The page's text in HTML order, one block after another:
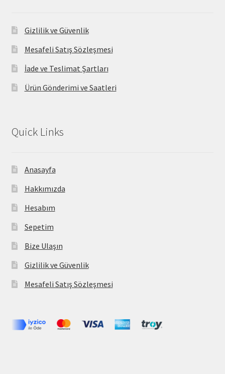
Gizlilik ve Güvenlik
Mesafeli Satış Sözleşmesi
İade ve Teslimat Şartları
Ürün Gönderimi ve Saatleri
Quick Links
Anasayfa
Hakkımızda
Hesabım
Sepetim
Bize Ulaşın
Gizlilik ve Güvenlik
Mesafeli Satış Sözleşmesi